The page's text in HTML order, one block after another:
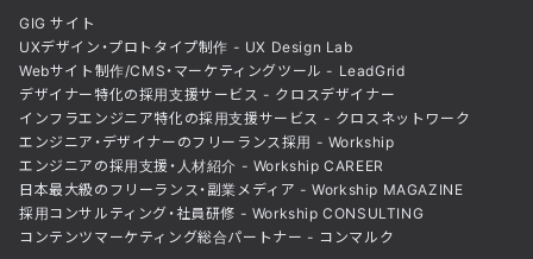
GIG サイト
UXデザイン・プロトタイプ制作 - UX Design Lab
Webサイト制作/CMS・マーケティングツール - LeadGrid
デザイナー特化の採用支援サービス - クロスデザイナー
インフラエンジニア特化の採用支援サービス - クロスネットワーク
エンジニア・デザイナーのフリーランス採用 - Workship
エンジニアの採用支援・人材紹介 - Workship CAREER
日本最大級のフリーランス・副業メディア - Workship MAGAZINE
採用コンサルティング・社員研修 - Workship CONSULTING
コンテンツマーケティング総合パートナー - コンマルク